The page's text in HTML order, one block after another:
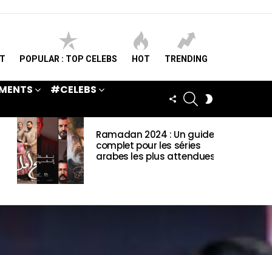
POPULAR : TOP CELEBS HOT TRENDING
#CELEBS
FOLLOWSEARCH
Ramadan 2024 : Un guide
complet pour les séries
arabes les plus attendues